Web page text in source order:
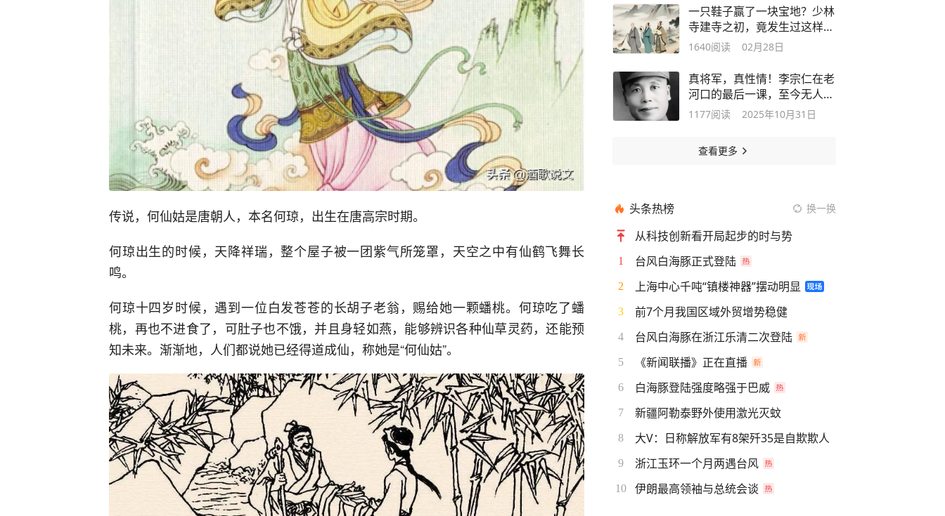
传说，何仙姑是唐朝人，本名何琼，出生在唐高宗时期。
何琼出生的时候，天降祥瑞，整个屋子被一团紫气所笼罩，天空之中有仙鹤飞舞长
鸣。
何琼十四岁时候，遇到一位白发苍苍的长胡子老翁，赐给她一颗蟠桃。何琼吃了蟠
桃，再也不进食了，可肚子也不饿，并且身轻如燕，能够辨识各种仙草灵药，还能预
知未来。渐渐地，人们都说她已经得道成仙，称她是“何仙姑”。
一只鞋子赢了一块宝地？少林
寺建寺之初，竟发生过这样的
奇案！
1640阅读 02月28日
真将军，真性情！李宗仁在老
河口的最后一课，至今无人超
越！
1177阅读 2025年10月31日
查看更多
头条热榜 换一换
从科技创新看开局起步的时与势
1 台风白海豚正式登陆
2 上海中心千吨“镇楼神器”摆动明显
3 前7个月我国区域外贸增势稳健
4 台风白海豚在浙江乐清二次登陆
5 《新闻联播》正在直播
6 白海豚登陆强度略强于巴威
7 新疆阿勒泰野外使用激光灭蚊
8 大V：日称解放军有8架歼35是自欺欺人
9 浙江玉环一个月两遇台风
10 伊朗最高领袖与总统会谈